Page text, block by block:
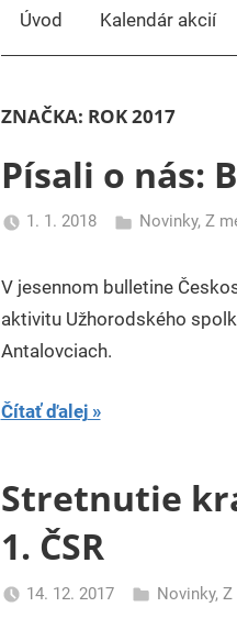
Úvod Kalendár akcií
ZNAČKA: ROK 2017
Písali o nás:
1. 1. 2018
Novinky, Z
V jesennom bulletine
aktivitu Užhorodského
Antalovciach.
Čítať ďalej
Stretnutie
1. ČSR
14. 12. 2017
Novinky, Z